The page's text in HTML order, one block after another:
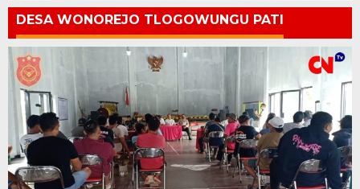
DESA WONOREJO TLOGOWUNGU PATI